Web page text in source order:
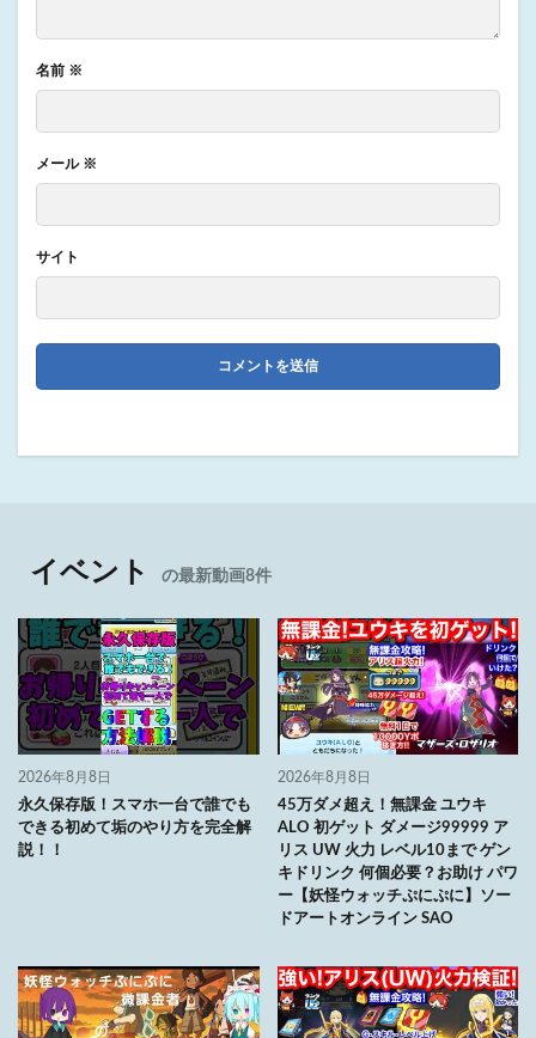
名前 ※
メール ※
サイト
イベント の最新動画8件
2026年8月8日
永久保存版！スマホ一台で誰でも
できる初めて垢のやり方を完全解
説！！
2026年8月8日
45万ダメ超え！無課金 ユウキ
ALO 初ゲット ダメージ99999 ア
リス UW 火力 レベル10まで ゲン
キドリンク 何個必要？お助け パワ
ー【妖怪ウォッチぷにぷに】ソー
ドアートオンライン SAO